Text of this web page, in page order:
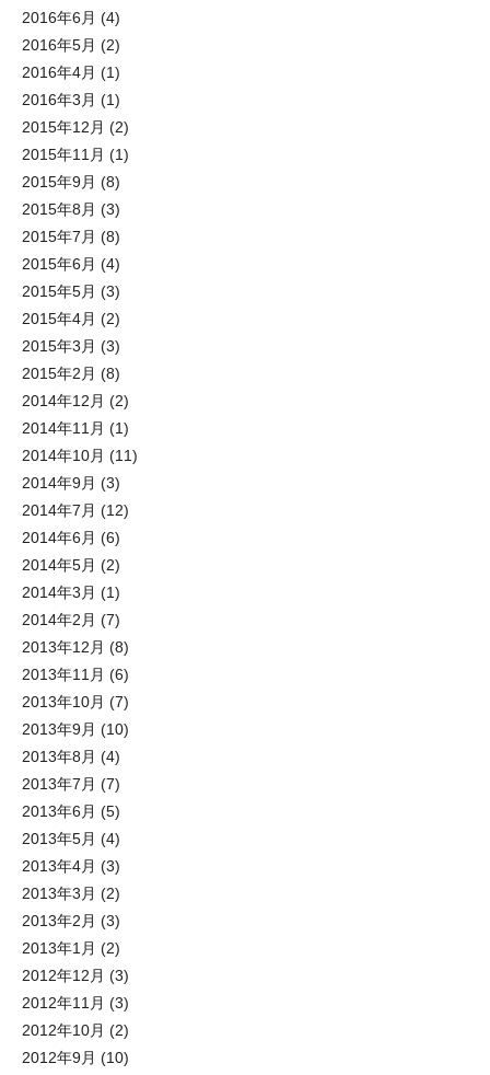
2016年6月 (4)
2016年5月 (2)
2016年4月 (1)
2016年3月 (1)
2015年12月 (2)
2015年11月 (1)
2015年9月 (8)
2015年8月 (3)
2015年7月 (8)
2015年6月 (4)
2015年5月 (3)
2015年4月 (2)
2015年3月 (3)
2015年2月 (8)
2014年12月 (2)
2014年11月 (1)
2014年10月 (11)
2014年9月 (3)
2014年7月 (12)
2014年6月 (6)
2014年5月 (2)
2014年3月 (1)
2014年2月 (7)
2013年12月 (8)
2013年11月 (6)
2013年10月 (7)
2013年9月 (10)
2013年8月 (4)
2013年7月 (7)
2013年6月 (5)
2013年5月 (4)
2013年4月 (3)
2013年3月 (2)
2013年2月 (3)
2013年1月 (2)
2012年12月 (3)
2012年11月 (3)
2012年10月 (2)
2012年9月 (10)